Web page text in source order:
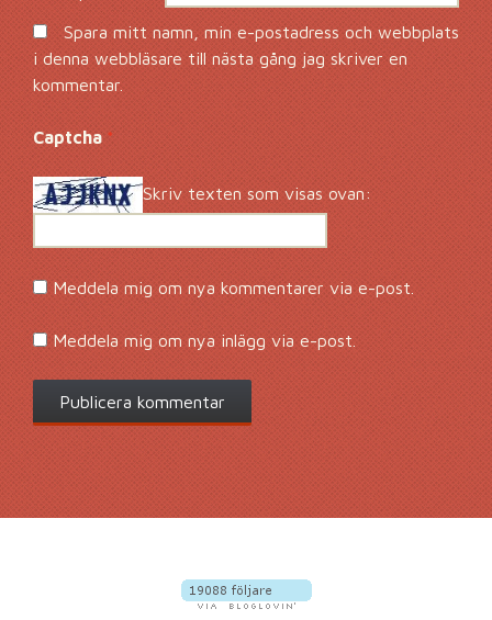
Spara mitt namn, min e-postadress och webbplats
i denna webbläsare till nästa gång jag skriver en
kommentar.
Captcha*
Skriv texten som visas ovan:
Meddela mig om nya kommentarer via e-post.
Meddela mig om nya inlägg via e-post.